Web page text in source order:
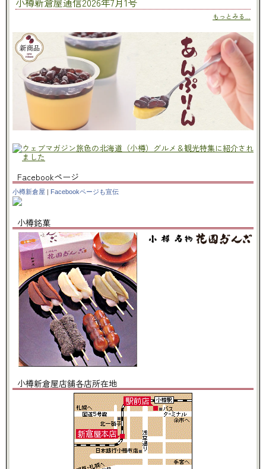
もっとみる...
Facebookページ
小樽新倉屋 | Facebookページも宣伝
小樽銘菓
小樽新倉屋店舗各店所在地